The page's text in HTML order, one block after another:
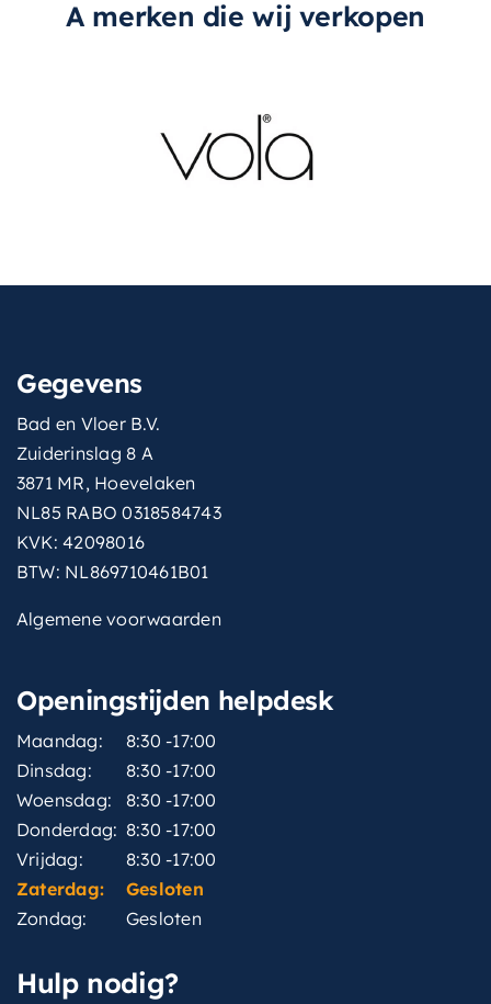
A merken die wij verkopen
Gegevens
Bad en Vloer B.V.
Zuiderinslag 8 A
3871 MR, Hoevelaken
NL85 RABO 0318584743
KVK: 42098016
BTW: NL869710461B01
Algemene voorwaarden
Openingstijden helpdesk
Maandag:
8:30 -17:00
Dinsdag:
8:30 -17:00
Woensdag:
8:30 -17:00
Donderdag: 8:30 -17:00
Vrijdag:
8:30 -17:00
Zaterdag:
Gesloten
Zondag:
Gesloten
Hulp nodig?